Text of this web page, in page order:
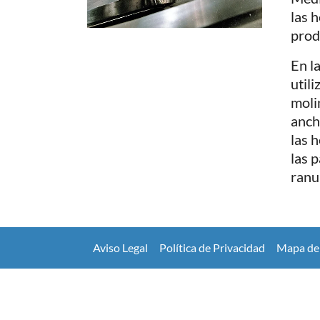
las
En
las
las
Aviso Legal Política de Privacidad Mapa